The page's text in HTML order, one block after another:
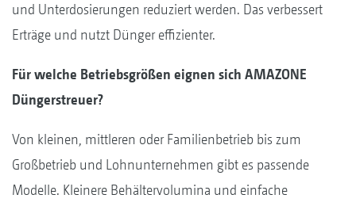
und Unterdosierungen reduziert werden. Das verbessert
Erträge und nutzt Dünger effizienter.
Für welche Betriebsgrößen eignen sich AMAZONE
Düngerstreuer?
Von kleinen, mittleren oder Familienbetrieb bis zum
Großbetrieb und Lohnunternehmen gibt es passende
Modelle. Kleinere Behältervolumina und einfache